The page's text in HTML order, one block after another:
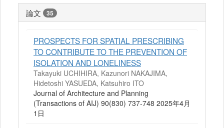
論文 35
PROSPECTS FOR SPATIAL PRESCRIBING
TO CONTRIBUTE TO THE PREVENTION OF
ISOLATION AND LONELINESS
Takayuki UCHIHIRA, Kazunori NAKAJIMA,
Hidetoshi YASUEDA, Katsuhiro ITO
Journal of Architecture and Planning
(Transactions of AIJ) 90(830) 737-748 2025年4月
1日